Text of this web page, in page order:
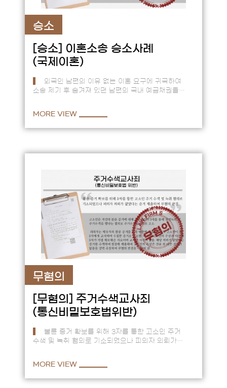
승소
[승소] 이혼소송 승소사례
(국제이혼)
외국인 남편의 이유 없는 이혼 요구에 귀국하여
소송 제기 후 숨겨져 있던 남편의 국내 예금채권을
MORE VIEW
무혐의
[무혐의] 주거수색교사죄
(통신비밀보호법위반)
불륜 증거 확보를 위해 3자를 통한 고소인 주거
수색 및 녹취 혐의로 기소되었으나 피의자 의뢰가
MORE VIEW